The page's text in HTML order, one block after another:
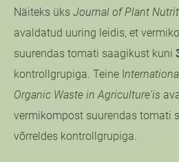
Näiteks üks Journal of Plant
avaldatud uuring leidis, et
suurendas tomati saagikust kuni
kontrollgrupiga. Teine I
Organic Waste in Agriculture'is
vermikompost suurendas tomati
võrreldes kontrollgrupiga.